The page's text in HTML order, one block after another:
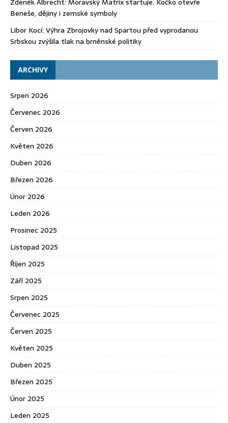
Beneše, dějiny i zemské symboly
Libor Kocí: Výhra Zbrojovky nad Spartou před vyprodanou
Srbskou zvýšila tlak na brněnské politiky
ARCHIVY
Srpen 2026
Červenec 2026
Červen 2026
Květen 2026
Duben 2026
Březen 2026
Únor 2026
Leden 2026
Prosinec 2025
Listopad 2025
Říjen 2025
Září 2025
Srpen 2025
Červenec 2025
Červen 2025
Květen 2025
Duben 2025
Březen 2025
Únor 2025
Leden 2025